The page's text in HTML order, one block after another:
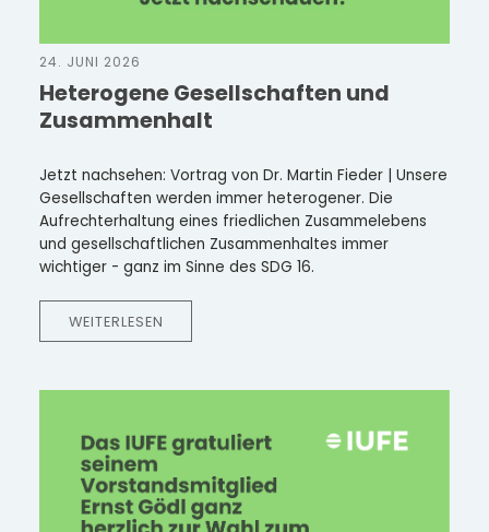
24. JUNI 2026
Heterogene Gesellschaften und
Zusammenhalt
Jetzt nachsehen: Vortrag von Dr. Martin Fieder | Unsere
Gesellschaften werden immer heterogener. Die
Aufrechterhaltung eines friedlichen Zusammelebens
und gesellschaftlichen Zusammenhaltes immer
wichtiger - ganz im Sinne des SDG 16.
WEITERLESEN